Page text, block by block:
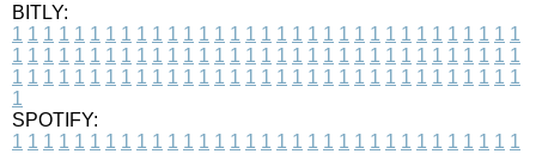
BITLY:
1 1 1 1 1 1 1 1 1 1 1 1 1 1 1 1 1 1 1 1 1 1 1 1 1 1 1 1 1 1 1 1 1
1 1 1 1 1 1 1 1 1 1 1 1 1 1 1 1 1 1 1 1 1 1 1 1 1 1 1 1 1 1 1 1 1
1 1 1 1 1 1 1 1 1 1 1 1 1 1 1 1 1 1 1 1 1 1 1 1 1 1 1 1 1 1 1 1 1
1
SPOTIFY:
1 1 1 1 1 1 1 1 1 1 1 1 1 1 1 1 1 1 1 1 1 1 1 1 1 1 1 1 1 1 1 1 1